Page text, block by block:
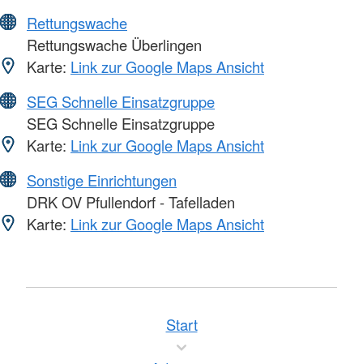
Rettungswache
Rettungswache Überlingen
Karte: Link zur Google Maps Ansicht
SEG Schnelle Einsatzgruppe
SEG Schnelle Einsatzgruppe
Karte: Link zur Google Maps Ansicht
Sonstige Einrichtungen
DRK OV Pfullendorf - Tafelladen
Karte: Link zur Google Maps Ansicht
Start